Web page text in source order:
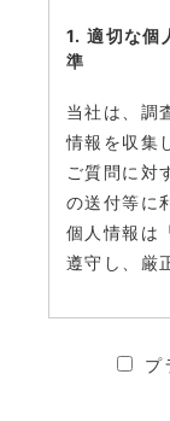
1. 適切な個
準
当社は、調
情報を収集
ご質問に対
の送付等に
個人情報は
遵守し、厳
プ